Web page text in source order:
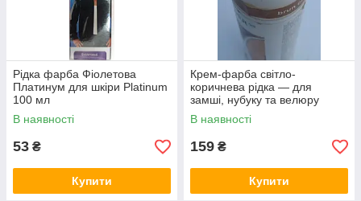
Рідка фарба Фіолетова
Платинум для шкіри Platinum
100 мл
В наявності
53 ₴
Купити
Крем-фарба світло-
коричнева рідка — для
замші, нубуку та велюру
"Nubuk Velours Liquid"
SALAMANDER 75 мл
В наявності
159 ₴
Купити